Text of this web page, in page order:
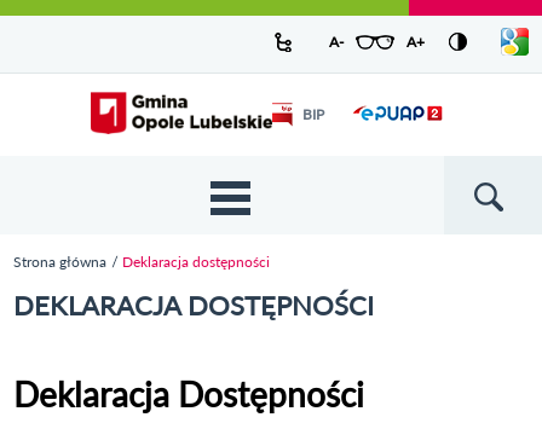
do
mapy
strony
do
menu
wyszukiwarki
ścieżki
nawigacyjnej
kategorii
aktualności
do
treści
kalendarza
wydarzeń
do
galerii
zdjęć
do
stopki
Urząd Miejski w Opolu Lubelskim -
oficjalny serwis
A-pomniejsz czcionkę
Zresetuj czcionkę
A+powiększ czcionkę
listę
Przejdź do strony startowej
BIPOdnośnik
{{
menu'
| t }}
Strona główna Deklaracja dostępności
DEKLARACJA DOSTĘPNOŚCI
Deklaracja Dostępności